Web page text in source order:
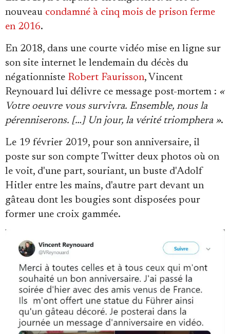
nouveau condamné à cinq mois de prison ferme
en 2016.
En 2018, dans une courte vidéo mise en ligne sur
son site internet le lendemain du décès du
négationniste Robert Faurisson, Vincent
Reynouard lui délivre ce message post-mortem : «
Votre oeuvre vous survivra. Ensemble, nous la
pérenniserons. […] Un jour, la vérité triomphera ».
Le 19 février 2019, pour son anniversaire, il
poste sur son compte Twitter deux photos où on
le voit, d'une part, souriant, un buste d'Adolf
Hitler entre les mains, d'autre part devant un
gâteau dont les bougies sont disposées pour
former une croix gammée.